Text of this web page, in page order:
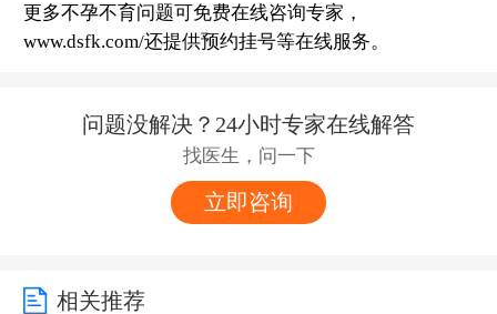
更多不孕不育问题可免费在线咨询专家，
www.dsfk.com/还提供预约挂号等在线服务。
问题没解决？24小时专家在线解答
找医生，问一下
立即咨询
相关推荐